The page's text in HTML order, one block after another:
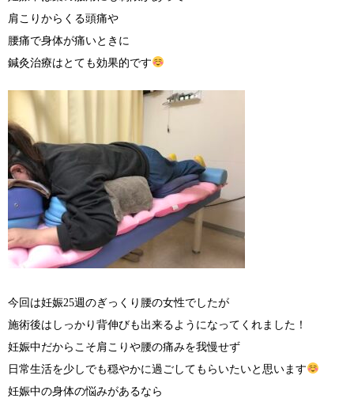
肩こりからくる頭痛や
腰痛で身体が痛いときに
鍼灸治療はとても効果的です
今回は妊娠25週のぎっくり腰の女性でしたが
施術後はしっかり背伸びも出来るようになってくれました！
妊娠中だからこそ肩こりや腰の痛みを我慢せず
日常生活を少しでも穏やかに過ごしてもらいたいと思います
妊娠中の身体の悩みがあるなら